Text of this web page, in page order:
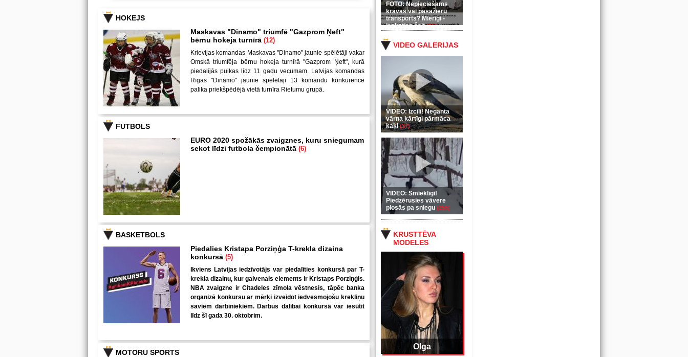
FOTO: Nepieciešams
kravas vai pasažieru
transports? Mierīgi -
ieskaties šeit(35)
VIDEO GALERIJAS
VIDEO: Izcili! Neganta
vārna kārtīgi pārmāca
kaķi(37)
VIDEO: Smieklīgi!
Piedzērusies vāvere
plosās pa sniegu (255)
KRUSTTĒVA
MODELES
Olga
HOKEJS
Maskavas "Dinamo" triumfē "Gazprom Ņeft"
bērnu hokeja turnīrā (12)
Krievijas komandas Maskavas "Dinamo" jaunie spēlētāji vakar
Omskā triumfēja bērnu hokeja turnīrā "Gazprom Ņeft", kurā
piedalījās puikas līdz 11 gadu vecumam. Latvijas komandas
Rīgas "Dinamo" jaunie spēlētāji 13 komandu konkurencē
palika priekšpēdējā vietā turnīra Rietumu grupā.
FUTBOLS
EURO 2020 spožākās zvaigznes, kuru sniegumam
sekot līdzi futbola čempionātā (6)
BASKETBOLS
Piedalies Kristapa Porziņģa T-krekla dizaina
konkursā (5)
Ikviens Latvijas iedzīvotājs var piedalīties konkursā par T-
krekla dizainu, kur galvenais elements ir Kristaps Porziņģis.
NBA zvaigzne ir Citadeles zīmola vēstnesis, tāpēc banka
organizē konkursu ar mērķi izveidot iedvesmojošu krekliņu
saviem darbiniekiem. Darbus dalībai konkursā var iesūtīt
līdz šī gada 30. oktobrim.
MOTORU SPORTS